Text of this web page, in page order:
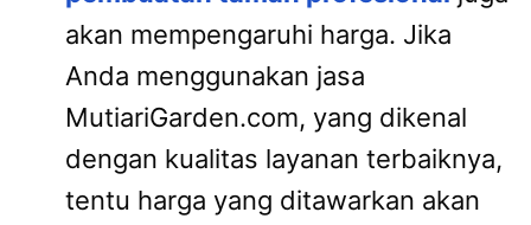
akan mempengaruhi harga. Jika
Anda menggunakan jasa
MutiariGarden.com, yang dikenal
dengan kualitas layanan terbaiknya,
tentu harga yang ditawarkan akan